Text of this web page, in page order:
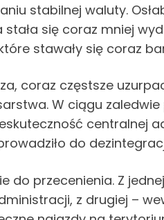
stabilnej waluty.
się coraz mniej
stawały się coraz
coraz częstsze
W ciągu zaledwie
centralnej
do
do przecenienia. Z
z drugiej –